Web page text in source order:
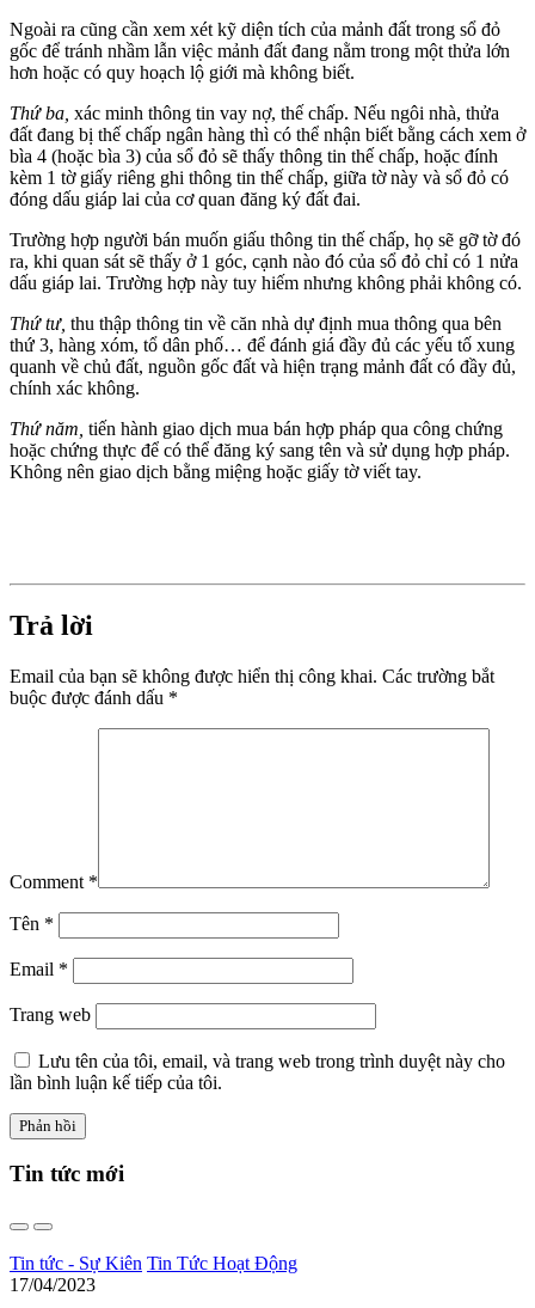
Ngoài ra cũng cần xem xét kỹ diện tích của mảnh đất trong sổ đỏ
gốc để tránh nhầm lẫn việc mảnh đất đang nằm trong một thửa lớn
hơn hoặc có quy hoạch lộ giới mà không biết.
Thứ ba, xác minh thông tin vay nợ, thế chấp. Nếu ngôi nhà, thửa
đất đang bị thế chấp ngân hàng thì có thể nhận biết bằng cách xem ở
bìa 4 (hoặc bìa 3) của sổ đỏ sẽ thấy thông tin thế chấp, hoặc đính
kèm 1 tờ giấy riêng ghi thông tin thế chấp, giữa tờ này và sổ đỏ có
đóng dấu giáp lai của cơ quan đăng ký đất đai.
Trường hợp người bán muốn giấu thông tin thế chấp, họ sẽ gỡ tờ đó
ra, khi quan sát sẽ thấy ở 1 góc, cạnh nào đó của sổ đỏ chỉ có 1 nửa
dấu giáp lai. Trường hợp này tuy hiếm nhưng không phải không có.
Thứ tư, thu thập thông tin về căn nhà dự định mua thông qua bên
thứ 3, hàng xóm, tổ dân phố… để đánh giá đầy đủ các yếu tố xung
quanh về chủ đất, nguồn gốc đất và hiện trạng mảnh đất có đầy đủ,
chính xác không.
Thứ năm, tiến hành giao dịch mua bán hợp pháp qua công chứng
hoặc chứng thực để có thể đăng ký sang tên và sử dụng hợp pháp.
Không nên giao dịch bằng miệng hoặc giấy tờ viết tay.
Trả lời
Email của bạn sẽ không được hiển thị công khai. Các trường bắt
buộc được đánh dấu *
Comment *
Tên *
Email *
Trang web
Lưu tên của tôi, email, và trang web trong trình duyệt này cho
lần bình luận kế tiếp của tôi.
Tin tức mới
Tin tức - Sự Kiên Tin Tức Hoạt Động
17/04/2023